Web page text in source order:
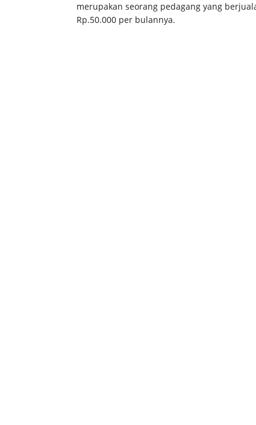
merupakan seorang pedagang yang
Rp.50.000 per bulannya.